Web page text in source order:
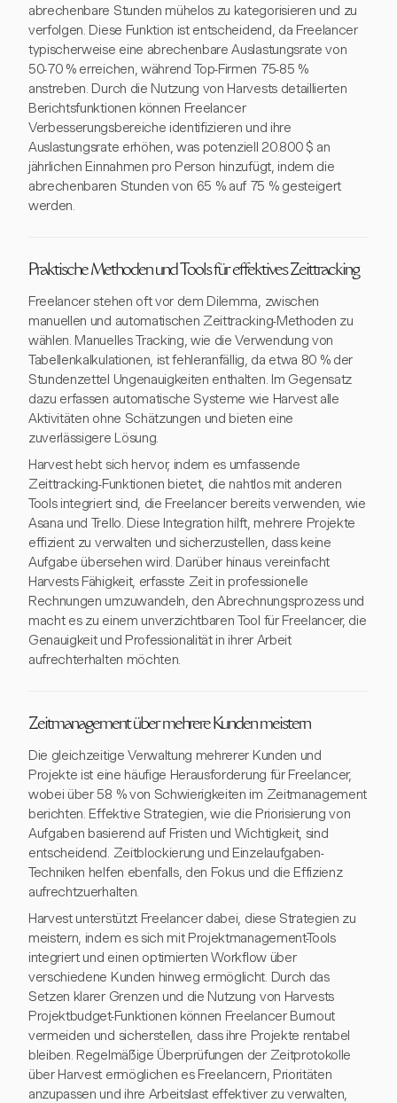
abrechenbare Stunden mühelos zu kategorisieren und zu
verfolgen. Diese Funktion ist entscheidend, da Freelancer
typischerweise eine abrechenbare Auslastungsrate von
50-70 % erreichen, während Top-Firmen 75-85 %
anstreben. Durch die Nutzung von Harvests detaillierten
Berichtsfunktionen können Freelancer
Verbesserungsbereiche identifizieren und ihre
Auslastungsrate erhöhen, was potenziell 20.800 $ an
jährlichen Einnahmen pro Person hinzufügt, indem die
abrechenbaren Stunden von 65 % auf 75 % gesteigert
werden.
Praktische Methoden und Tools für effektives Zeittracking
Freelancer stehen oft vor dem Dilemma, zwischen
manuellen und automatischen Zeittracking-Methoden zu
wählen. Manuelles Tracking, wie die Verwendung von
Tabellenkalkulationen, ist fehleranfällig, da etwa 80 % der
Stundenzettel Ungenauigkeiten enthalten. Im Gegensatz
dazu erfassen automatische Systeme wie Harvest alle
Aktivitäten ohne Schätzungen und bieten eine
zuverlässigere Lösung.
Harvest hebt sich hervor, indem es umfassende
Zeittracking-Funktionen bietet, die nahtlos mit anderen
Tools integriert sind, die Freelancer bereits verwenden, wie
Asana und Trello. Diese Integration hilft, mehrere Projekte
effizient zu verwalten und sicherzustellen, dass keine
Aufgabe übersehen wird. Darüber hinaus vereinfacht
Harvests Fähigkeit, erfasste Zeit in professionelle
Rechnungen umzuwandeln, den Abrechnungsprozess und
macht es zu einem unverzichtbaren Tool für Freelancer, die
Genauigkeit und Professionalität in ihrer Arbeit
aufrechterhalten möchten.
Zeitmanagement über mehrere Kunden meistern
Die gleichzeitige Verwaltung mehrerer Kunden und
Projekte ist eine häufige Herausforderung für Freelancer,
wobei über 58 % von Schwierigkeiten im Zeitmanagement
berichten. Effektive Strategien, wie die Priorisierung von
Aufgaben basierend auf Fristen und Wichtigkeit, sind
entscheidend. Zeitblockierung und Einzelaufgaben-
Techniken helfen ebenfalls, den Fokus und die Effizienz
aufrechtzuerhalten.
Harvest unterstützt Freelancer dabei, diese Strategien zu
meistern, indem es sich mit Projektmanagement-Tools
integriert und einen optimierten Workflow über
verschiedene Kunden hinweg ermöglicht. Durch das
Setzen klarer Grenzen und die Nutzung von Harvests
Projektbudget-Funktionen können Freelancer Burnout
vermeiden und sicherstellen, dass ihre Projekte rentabel
bleiben. Regelmäßige Überprüfungen der Zeitprotokolle
über Harvest ermöglichen es Freelancern, Prioritäten
anzupassen und ihre Arbeitslast effektiver zu verwalten,